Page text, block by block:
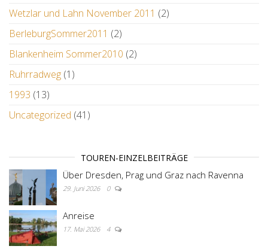
Wetzlar und Lahn November 2011 (2)
BerleburgSommer2011 (2)
Blankenheim Sommer2010 (2)
Ruhrradweg (1)
1993 (13)
Uncategorized (41)
TOUREN-EINZELBEITRÄGE
Über Dresden, Prag und Graz nach Ravenna
29. Juni 2026 0
Anreise
17. Mai 2026 4